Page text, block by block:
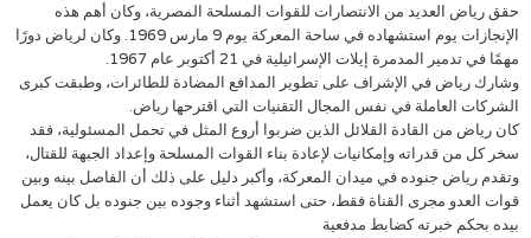
حقق رياض العديد من الانتصارات للقوات المسلحة المصرية، وكان أهم هذه
الإنجازات يوم استشهاده في ساحة المعركة يوم 9 مارس 1969. وكان لرياض دورًا
مهمًا في تدمير المدمرة إيلات الإسرائيلية في 21 أكتوبر عام 1967.
وشارك رياض في الإشراف على تطوير المدافع المضادة للطائرات، وطبقت كبرى
الشركات العاملة في نفس المجال التقنيات التي اقترحها رياض.
كان رياض من القادة القلائل الذين ضربوا أروع المثل في تحمل المسئولية، فقد
سخر كل من قدراته وإمكانيات لإعادة بناء القوات المسلحة وإعداد الجبهة للقتال،
وتقدم رياض جنوده في ميدان المعركة، وأكبر دليل على ذلك أن الفاصل بينه وبين
قوات العدو مجرى القناة فقط، حتى استشهد أثناء وجوده بين جنوده بل كان يعمل
بيده بحكم خبرته كضابط مدفعية